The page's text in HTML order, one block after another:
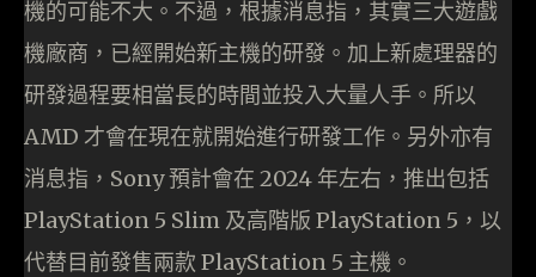
機的可能不大。不過，根據消息指，其實三大遊戲
機廠商，已經開始新主機的研發。加上新處理器的
研發過程要相當長的時間並投入大量人手。所以
AMD 才會在現在就開始進行研發工作。另外亦有
消息指，Sony 預計會在 2024 年左右，推出包括
PlayStation 5 Slim 及高階版 PlayStation 5，以
代替目前發售兩款 PlayStation 5 主機。